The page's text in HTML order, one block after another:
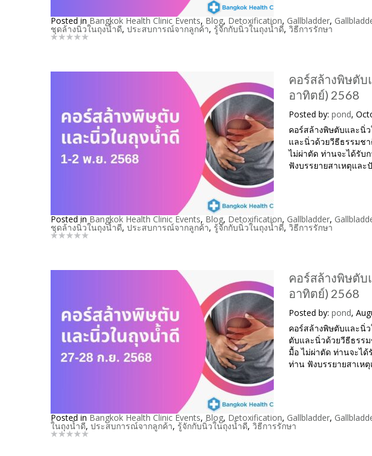
Posted inBangkok Health Clinic Events, Blog, Detoxification, Gallbladder,
ชุดล้างนิ่วในถุงน้ำดี, ประสบการณ์จากลูกค้า, รู้จักกับนิ่วในถุงน้ำดี, วิธีการรักษา
คอร์สล้างพิษตับ
อาทิตย์) 2568
Posted by: pond,
คอร์สล้างพิษตับและนิ่ว
และนิ่วด้วยวีธีธรรมช
ไม่ผ่าตัด ท่านจะได้รับ
ฟังบรรยายสาเหตุและ
Posted inBangkok Health Clinic Events, Blog, Detoxification, Gallbladder,
ชุดล้างนิ่วในถุงน้ำดี, ประสบการณ์จากลูกค้า, รู้จักกับนิ่วในถุงน้ำดี, วิธีการรักษา
คอร์สล้างพิษตับ
อาทิตย์) 2568
Posted by: pond,
คอร์สล้างพิษตับและนิ่ว
ตับและนิ่วด้วยวีธีธรร
มื้อ ไม่ผ่าตัด ท่านจะไ
ท่าน ฟังบรรยายสาเห
Posted inBangkok Health Clinic Events, Blog, Detoxification, Gallbladder,
ในถุงน้ำดี, ประสบการณ์จากลูกค้า, รู้จักกับนิ่วในถุงน้ำดี, วิธีการรักษา